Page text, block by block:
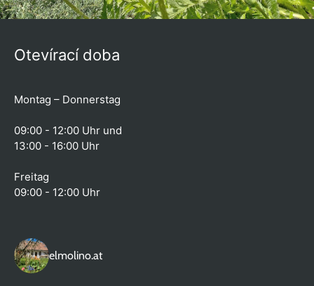
Otevírací doba
Montag – Donnerstag
09:00 - 12:00 Uhr und
13:00 - 16:00 Uhr
Freitag
09:00 - 12:00 Uhr
elmolino.at